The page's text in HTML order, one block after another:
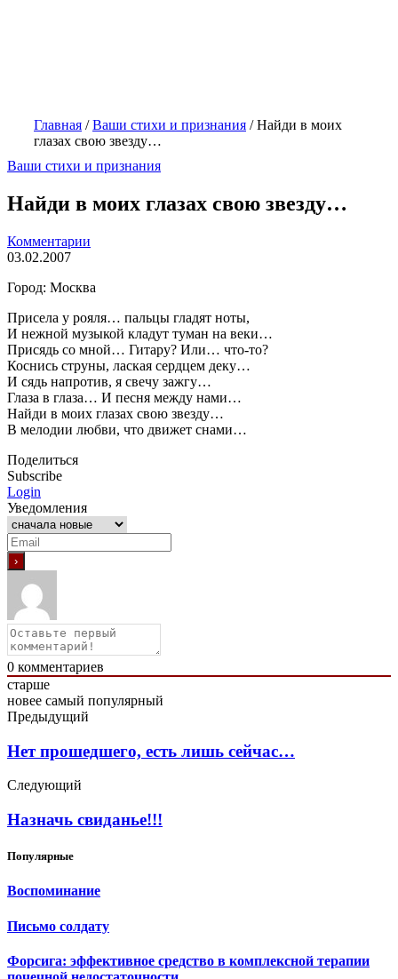
Главная /Ваши стихи и признания /Найди в моих
глазах свою звезду…
Ваши стихи и признания
Найди в моих глазах свою звезду…
Комментарии
03.02.2007
Город: Москва
Присела у рояля… пальцы гладят ноты,
И нежной музыкой кладут туман на веки…
Присядь со мной… Гитару? Или… что-то?
Коснись струны, лаская сердцем деку…
И сядь напротив, я свечу зажгу…
Глаза в глаза… И песня между нами…
Найди в моих глазах свою звезду…
В мелодии любви, что движет снами…
Поделиться
Subscribe
Login
Уведомления
0 комментариев
старше
новее самый популярный
Предыдущий
Нет прошедшего, есть лишь сейчас…
Следующий
Назначь свиданье!!!
Популярные
Воспоминание
Письмо солдату
Форсига: эффективное средство в комплексной терапии